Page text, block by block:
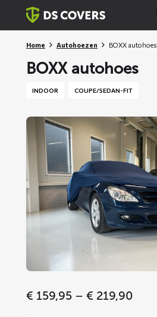
Skiplinks
Home Autohoezen BOXX autohoes
BOXX autohoes
INDOOR COUPE/SEDAN-FIT
€ 159,95 – € 219,90